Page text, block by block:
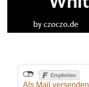
Als Mail versenden